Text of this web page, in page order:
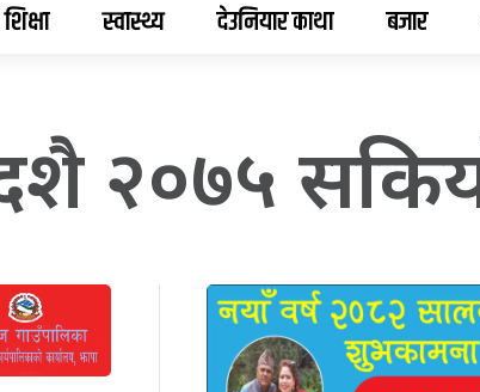
शिक्षा स्वास्थ्य देउनियार काथा बजार
२०७५